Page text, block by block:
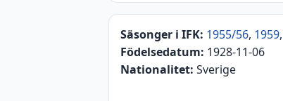
Säsonger i IFK: 1955/56, 1959,
Födelsedatum: 1928-11-06
Nationalitet: Sverige